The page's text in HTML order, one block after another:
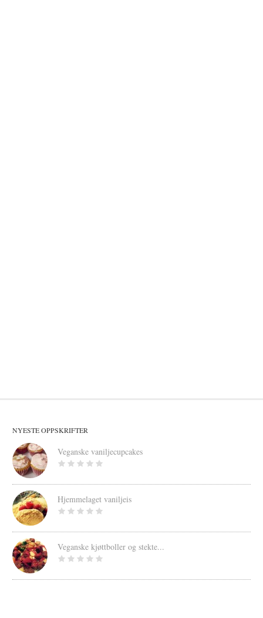
NYESTE OPPSKRIFTER
Veganske vaniljecupcakes
Hjemmelaget vaniljeis
Veganske kjøttboller og stekte...